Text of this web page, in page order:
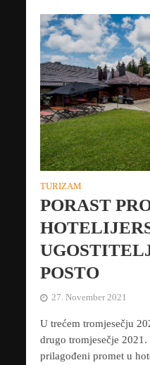
TURIZAM
PORAST
POSTO
27. November 2021
U trećem tromjesečju
drugo tromjesečje
prilagođeni promet u